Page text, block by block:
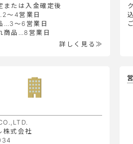
または入金確定後
～4営業日
…3～6営業日
商品…8営業日
詳しく見る≫
株式会社